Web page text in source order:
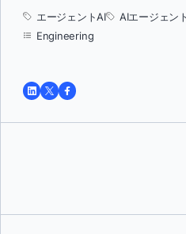
エージェントAI AIエージェント
Engineering